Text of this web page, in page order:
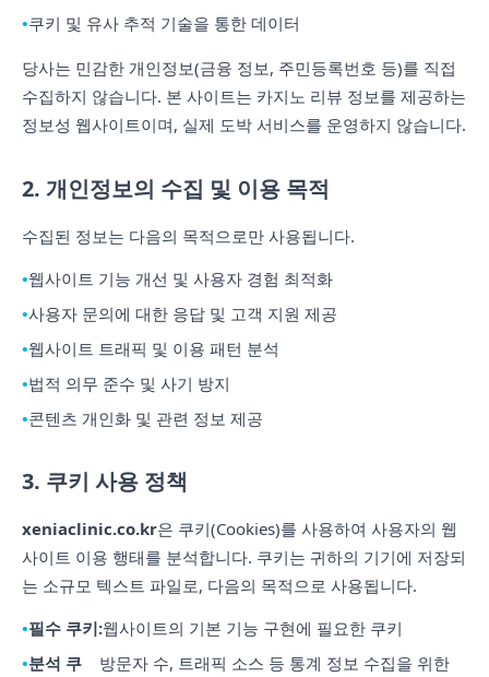
쿠키 및 유사 추적 기술을 통한 데이터
당사는 민감한 개인정보(금융 정보, 주민등록번호 등)를 직접
수집하지 않습니다. 본 사이트는 카지노 리뷰 정보를 제공하는
정보성 웹사이트이며, 실제 도박 서비스를 운영하지 않습니다.
2. 개인정보의 수집 및 이용 목적
수집된 정보는 다음의 목적으로만 사용됩니다.
웹사이트 기능 개선 및 사용자 경험 최적화
사용자 문의에 대한 응답 및 고객 지원 제공
웹사이트 트래픽 및 이용 패턴 분석
법적 의무 준수 및 사기 방지
콘텐츠 개인화 및 관련 정보 제공
3. 쿠키 사용 정책
xeniaclinic.co.kr은 쿠키(Cookies)를 사용하여 사용자의 웹
사이트 이용 행태를 분석합니다. 쿠키는 귀하의 기기에 저장되
는 소규모 텍스트 파일로, 다음의 목적으로 사용됩니다.
필수 쿠키:웹사이트의 기본 기능 구현에 필요한 쿠키
분석 쿠
방문자 수, 트래픽 소스 등 통계 정보 수집을 위한